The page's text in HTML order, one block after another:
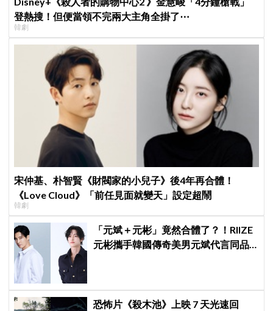
登熱搜！但便當領不完兩大主角全掛了⋯
韓劇
宋仲基、朴智賢《財閥家的小兒子》後4年再合體！
《Love Cloud》「前任見面就變天」設定超鬧
韓劇
「元斌＋元彬」竟然合體了？！RIIZE
元彬攜手韓國傳奇美男元斌代言同品
恐怖片《殺木池》上映 7 天光速回